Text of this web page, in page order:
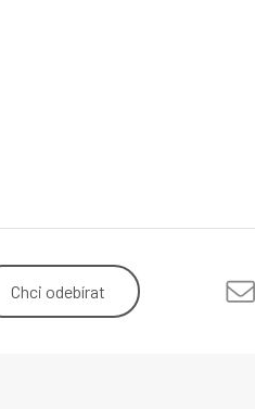
Chci odebírat